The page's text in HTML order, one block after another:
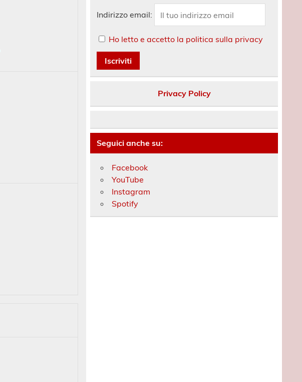
Indirizzo email:
Ho letto e accetto la politica sulla privacy
Privacy Policy
Seguici anche su:
Facebook
YouTube
Instagram
Spotify